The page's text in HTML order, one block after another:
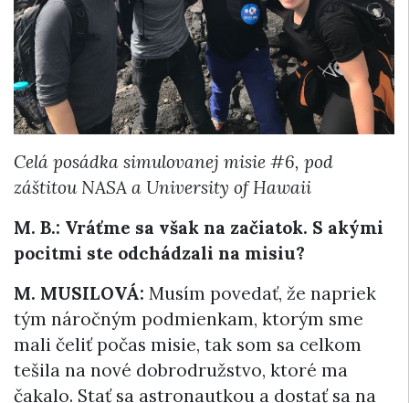
Celá posádka simulovanej misie #6, pod
záštitou NASA a University of Hawaii
M. B.: Vráťme sa však na začiatok. S akými
pocitmi ste odchádzali na misiu?
M. MUSILOVÁ: Musím povedať, že napriek
tým náročným podmienkam, ktorým sme
mali čeliť počas misie, tak som sa celkom
tešila na nové dobrodružstvo, ktoré ma
čakalo. Stať sa astronautkou a dostať sa na